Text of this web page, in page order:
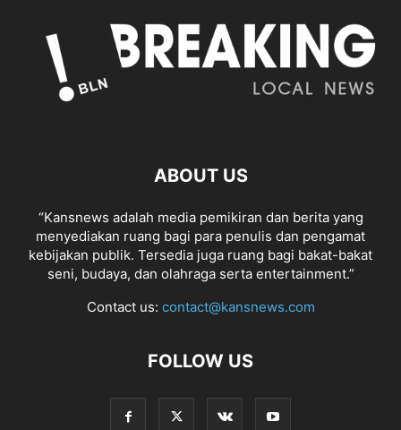
ABOUT US
“Kansnews adalah media pemikiran dan berita yang
menyediakan ruang bagi para penulis dan pengamat
kebijakan publik. Tersedia juga ruang bagi bakat-bakat
seni, budaya, dan olahraga serta entertainment.”
Contact us: contact@kansnews.com
FOLLOW US